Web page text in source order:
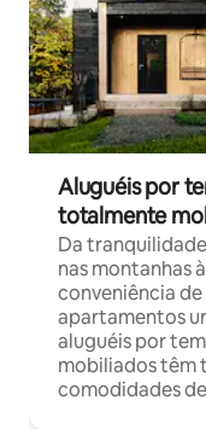
Aluguéis por
totalmente
Da
nas montanhas à
conveniência de
apartamentos
aluguéis por
mobiliados têm
comodidades